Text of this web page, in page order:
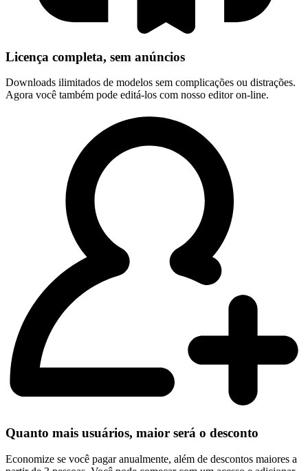
Licença completa, sem anúncios
Downloads ilimitados de modelos sem complicações ou distrações.
Agora você também pode editá-los com nosso editor on-line.
Quanto mais usuários, maior será o desconto
Economize se você pagar anualmente, além de descontos maiores a